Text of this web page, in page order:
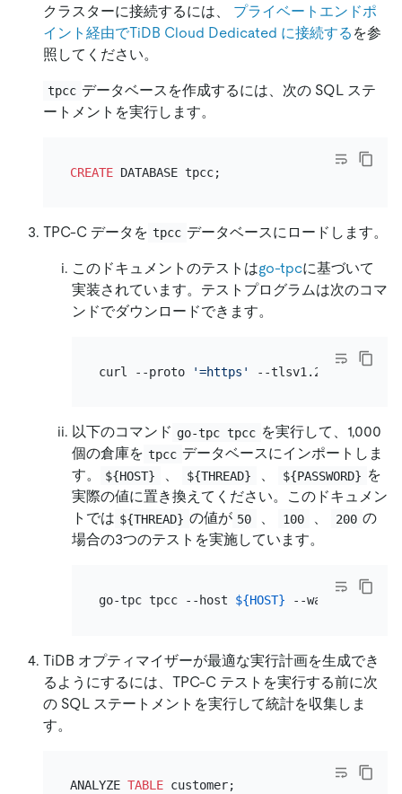
クラスターに接続するには、 プライベートエンドポ
イント経由でTiDB Cloud Dedicated に接続する を参
照してください。
tpcc データベースを作成するには、次の SQL ステ
ートメントを実行します。
CREATE
TPC-C データを tpcc データベースにロードします。
このドキュメントのテストはgo-tpcに基づいて
実装されています。テストプログラムは次のコマ
ンドでダウンロードできます。
curl --proto '=https'
以下のコマンド go-tpc tpcc を実行して、1,000
個の倉庫を tpcc データベースにインポートしま
す。
${HOST} 、 ${THREAD} 、 ${PASSWORD} を
実際の値に置き換えてください。このドキュメン
トでは ${THREAD} の値が 50 、 100 、 200 の
場合の3つのテストを実施しています。
go-tpc tpcc --host ${HOST} --warehouses
TiDB オプティマイザーが最適な実行計画を生成でき
るようにするには、TPC-C テストを実行する前に次
の SQL ステートメントを実行して統計を収集しま
す。
ANALYZE TABLE customer;